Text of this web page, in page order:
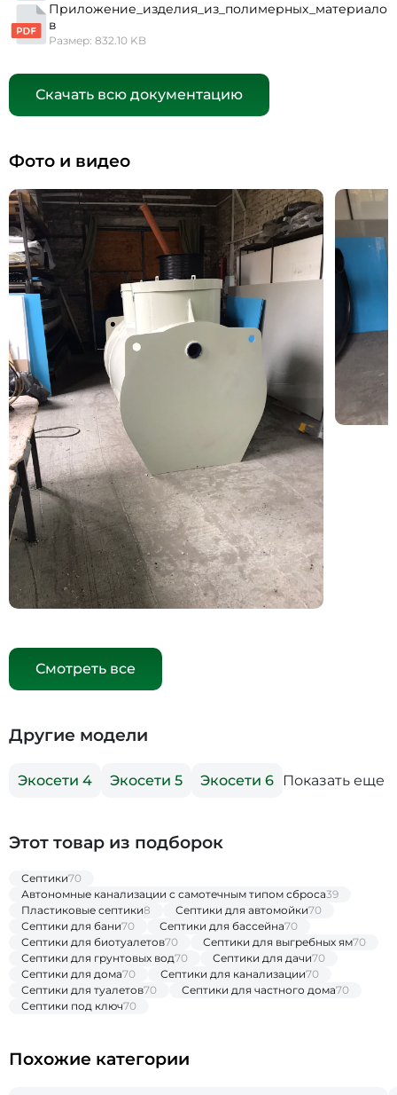
Приложение_изделия_из_полимерных_материало
в
Размер: 832.10 KB
Скачать всю документацию
Фото и видео
Смотреть все
Другие модели
Экосети 4 Экосети 5 Экосети 6 Показать еще
Этот товар из подборок
Септики70
Автономные канализации с самотечным типом сброса39
Пластиковые септики8 Септики для автомойки70
Септики для бани70 Септики для бассейна70
Септики для биотуалетов70 Септики для выгребных ям70
Септики для грунтовых вод70 Септики для дачи70
Септики для дома70 Септики для канализации70
Септики для туалетов70 Септики для частного дома70
Септики под ключ70
Похожие категории